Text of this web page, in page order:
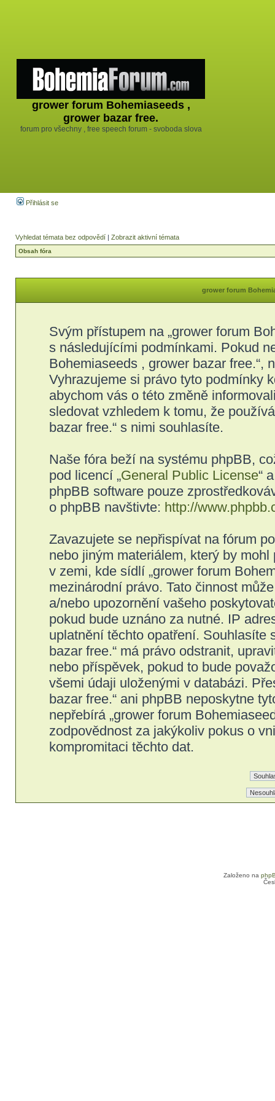
grower forum Bohemiaseeds ,
grower bazar free.
forum pro všechny , free speech forum - svoboda slova
Přihlásit se
Vyhledat témata bez odpovědí | Zobrazit aktivní témata
Obsah fóra
grower forum
Svým přístupem na „grower forum
s následujícími podmínkami. Pokud
Bohemiaseeds , grower bazar free.“,
Vyhrazujeme si právo tyto podmínky
abychom vás o této změně
sledovat vzhledem k tomu, že
bazar free.“ s nimi souhlasíte.
Naše fóra beží na systému phpBB,
pod licencí „General Public License“
phpBB software pouze
o phpBB navštivte: http://
Zavazujete se nepřispívat na fórum
nebo jiným materiálem, který by
v zemi, kde sídlí „grower forum
mezinárodní právo. Tato činnost
a/nebo upozornění vašeho
pokud bude uznáno za nutné. IP
uplatnění těchto opatření. Souhlasíte
bazar free.“ má právo odstranit,
nebo příspěvek, pokud to bude
všemi údaji uloženými v databázi.
bazar free.“ ani phpBB neposkytne
nepřebírá „grower forum
zodpovědnost za jakýkoliv pokus o
kompromitaci těchto dat.
Založeno na